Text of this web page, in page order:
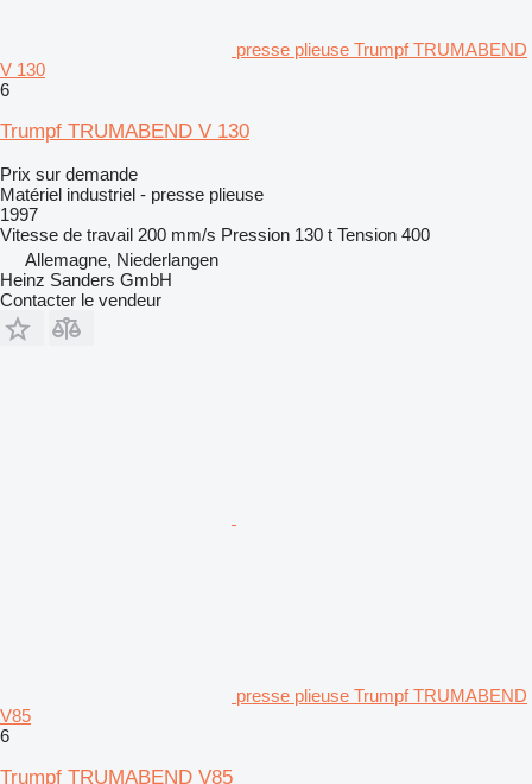
presse plieuse Trumpf TRUMABEND
V 130
6
Trumpf TRUMABEND V 130
Prix sur demande
Matériel industriel - presse plieuse
1997
Vitesse de travail 200 mm/s Pression 130 t Tension 400
Allemagne, Niederlangen
Heinz Sanders GmbH
Contacter le vendeur
presse plieuse Trumpf TRUMABEND
V85
6
Trumpf TRUMABEND V85